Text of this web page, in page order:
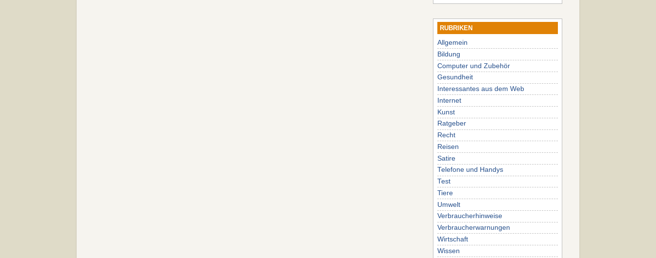
RUBRIKEN
Allgemein
Bildung
Computer und Zubehör
Gesundheit
Interessantes aus dem Web
Internet
Kunst
Ratgeber
Recht
Reisen
Satire
Telefone und Handys
Test
Tiere
Umwelt
Verbraucherhinweise
Verbraucherwarnungen
Wirtschaft
Wissen